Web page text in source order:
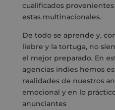
cualificados
estas multinacionales.
De todo se aprende y,
liebre y la tortuga, no
el mejor preparado. En
agencias indies hemos
realidades de nuestros
emocional y en lo
anunciantes